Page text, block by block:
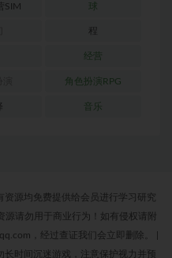
SIM 球
程
经营
角色扮演RPG
音乐
源均免费提供给会员进行学习研究
请勿用于商业行为！如有侵权请附
，经过查证我们会立即删除。
时间沉迷游戏，注意保护视力并预